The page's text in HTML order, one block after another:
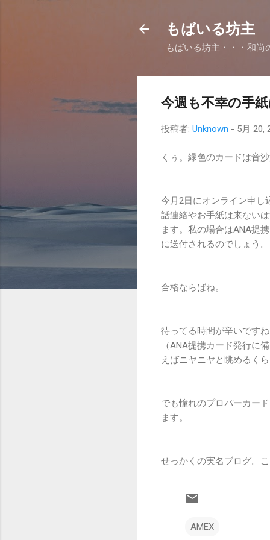
もばいる坊主
もばいる坊主・・・和尚
今週も不幸の手
投稿者: Unknown - 5月 20,
くぅ。緑色のカードは音
今月2日にオンライン申し
話連絡やお手紙は来ない
ます。私の場合はANA提
に送付されるのでしょう。
合格ならばね。
待ってる時間が辛いです
（ANA提携カード発行に
えばニヤニヤと眺めるく
でも憧れのプロパーカー
ます。
せっかくの実名ブログ。
AMEX